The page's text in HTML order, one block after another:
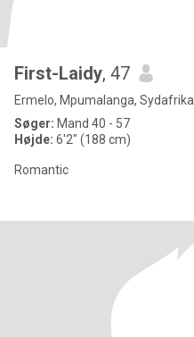
First-Laidy, 47
Ermelo, Mpumalanga, Sydafrika
Søger: Mand 40 - 57
Højde: 6'2" (188 cm)
Romantic